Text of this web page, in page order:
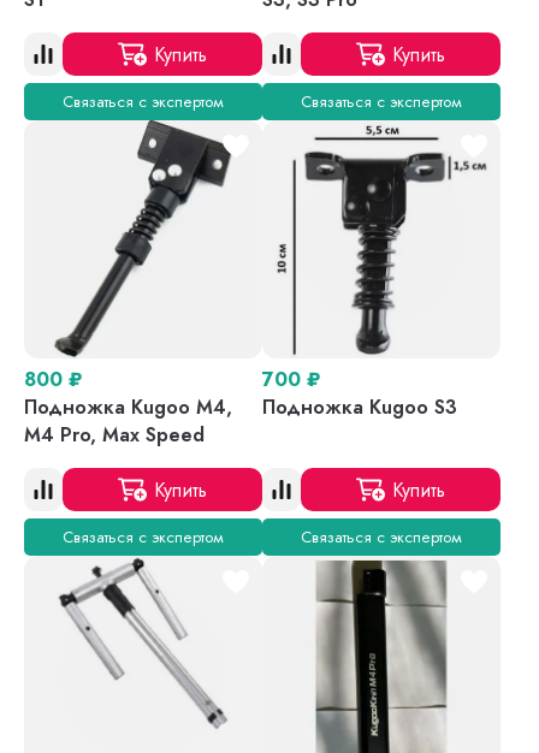
Купить
Связаться с экспертом
Купить
Связаться с экспертом
800 ₽
Подножка Kugoo M4,
M4 Pro, Max Speed
Купить
Связаться с экспертом
700 ₽
Подножка Kugoo S3
Купить
Связаться с экспертом